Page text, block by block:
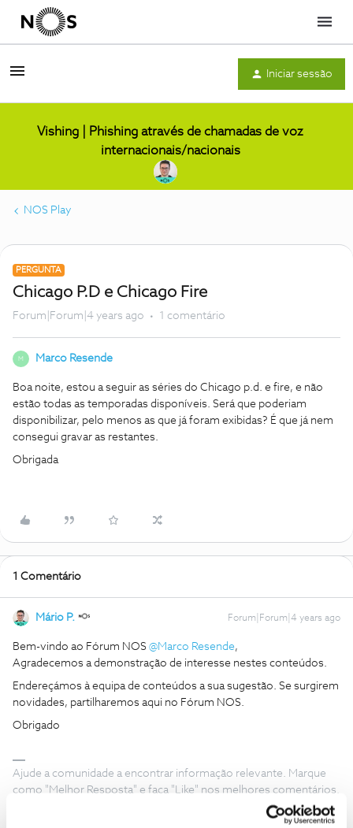
Menu
Iniciar sessão
Vishing | Phishing através de chamadas de voz
internacionais/nacionais
NOS Play
PERGUNTA
Chicago P.D e Chicago Fire
Forum|Forum|4 years ago 1 comentário
M Marco Resende
Boa noite, estou a seguir as séries do Chicago p.d. e fire, e não
estão todas as temporadas disponíveis. Será que poderiam
disponibilizar, pelo menos as que já foram exibidas? É que já nem
consegui gravar as restantes.
Obrigada
1 Comentário
Mário P. Forum|Forum|4 years ago
Bem-vindo ao Fórum NOS @Marco Resende,
Agradecemos a demonstração de interesse nestes conteúdos.
Endereçámos à equipa de conteúdos a sua sugestão. Se surgirem
novidades, partilharemos aqui no Fórum NOS.
Obrigado
Ajude a comunidade a encontrar informação relevante. Marque
como "Melhor Resposta" e faça "Like" nos melhores comentários.